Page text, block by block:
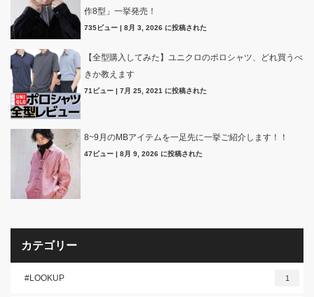
作8型」一挙発売！
735ビュー | 8月 3, 2026 に投稿された
【全型購入してみた】ユニクロのポロシャツ、どれ買うべ
きか教えます
71ビュー | 7月 25, 2021 に投稿された
8~9月のMBアイテムを一足先に一挙ご紹介します！！
47ビュー | 8月 9, 2026 に投稿された
カテゴリー
#LOOKUP 1